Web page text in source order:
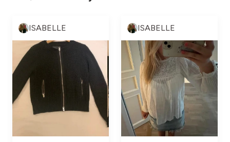
ISABELLE ISABELLE